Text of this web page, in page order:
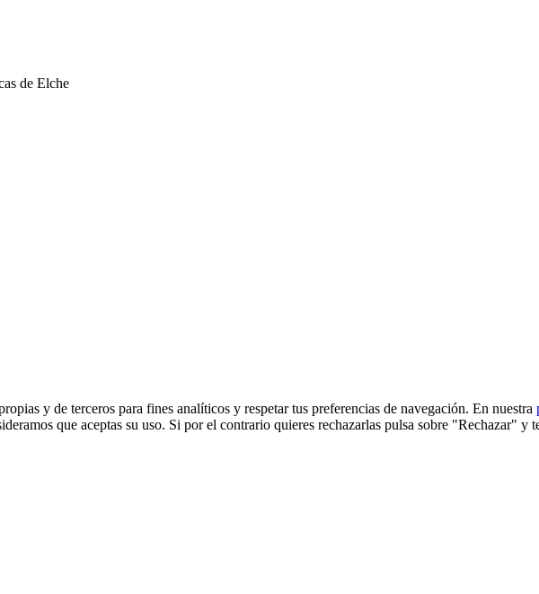
de Elche
y de terceros para fines analíticos y respetar tus preferencias de navegación. En nuestra
que aceptas su uso. Si por el contrario quieres rechazarlas pulsa sobre "Rechazar" y